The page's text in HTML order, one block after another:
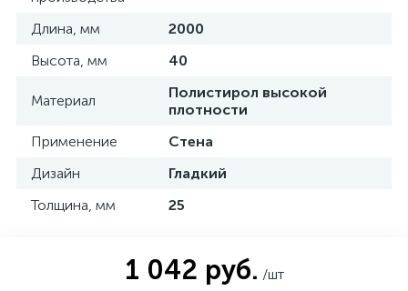
Длина, мм
2000
Высота, мм
40
Материал
Полистирол высокой
плотности
Применение
Стена
Дизайн
Гладкий
Толщина, мм
25
1 042 руб. /шт